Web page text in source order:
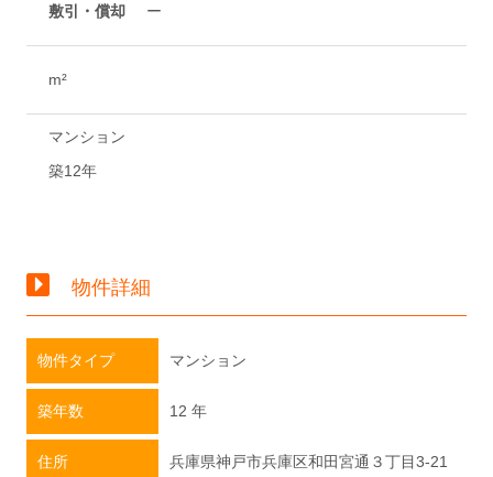
敷引・償却
ー
m²
マンション
築12年
物件詳細
物件タイプ マンション
築年数 12 年
住所 兵庫県神戸市兵庫区和田宮通３丁目3-21